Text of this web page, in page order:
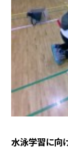
水泳学習に向